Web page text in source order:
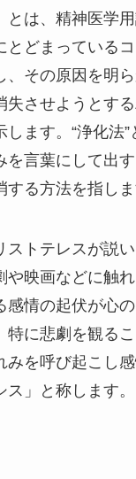
とは、精神医学
とどまっている
、その原因を明
失させようとす
します。“浄化法
を言葉にして出
る方法を指しま
ストテレスが説
や映画などに触
感情の起伏が心
特に悲劇を観る
みを呼び起こし
」と称します。